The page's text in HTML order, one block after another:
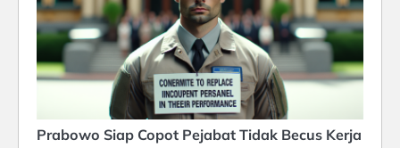
Prabowo Siap Copot Pejabat Tidak Becus Kerja